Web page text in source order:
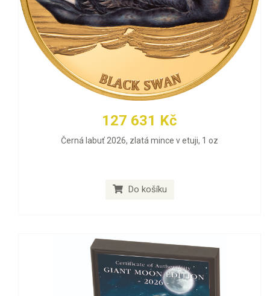
127 631 Kč
Černá labuť 2026, zlatá mince v etuji, 1 oz
Do košíku